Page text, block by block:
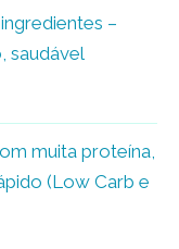
–
saudável
muita proteína,
(Low Carb e